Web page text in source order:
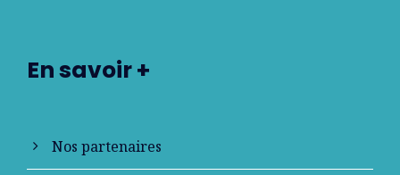
En savoir +
Nos partenaires